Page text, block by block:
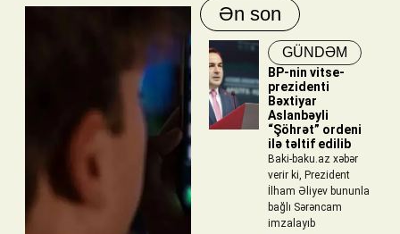
Ən son
GÜNDƏM
BP-nin vitse-
prezidenti
Bəxtiyar
Aslanbəyli
“Şöhrət” ordeni
ilə təltif edilib
Baki-baku.az xəbər
verir ki, Prezident
İlham Əliyev bununla
bağlı Sərəncam
imzalayıb